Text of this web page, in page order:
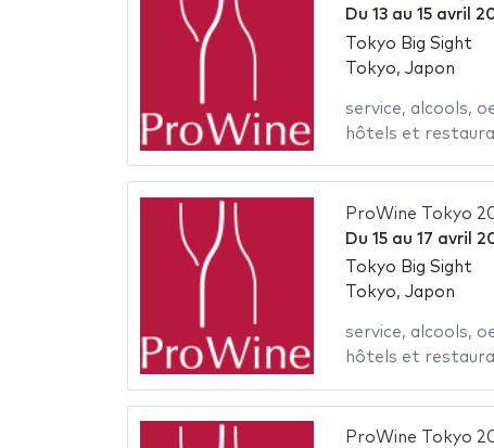
Du 13au 15 avril
Tokyo Big Sight
Tokyo, Japon
service, alcools,
hôtels et
ProWine Tokyo
Du 15au 17 avril
Tokyo Big Sight
Tokyo, Japon
service, alcools,
hôtels et
ProWine Tokyo